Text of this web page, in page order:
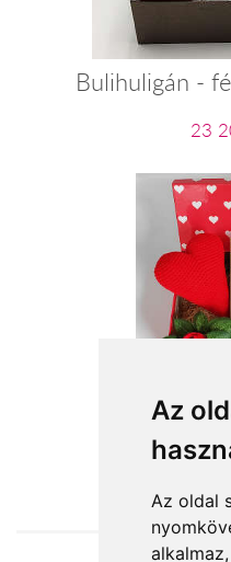
Az
Az oldal
Bulihuligán -
23
14